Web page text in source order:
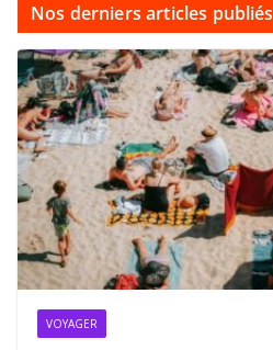
Nos derniers articles publiés
VOYAGER